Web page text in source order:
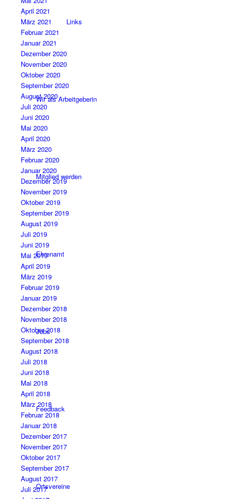
Links
Wir als Arbeitgeberin
Mitglied werden
Ehrenamt
Jobs
Feedback
Ortsvereine
April 2021
März 2021
Februar 2021
Januar 2021
Dezember 2020
November 2020
Oktober 2020
September 2020
August 2020
Juli 2020
Juni 2020
Mai 2020
April 2020
März 2020
Februar 2020
Januar 2020
Dezember 2019
November 2019
Oktober 2019
September 2019
August 2019
Juli 2019
Juni 2019
Mai 2019
April 2019
März 2019
Februar 2019
Januar 2019
Dezember 2018
November 2018
Oktober 2018
September 2018
August 2018
Juli 2018
Juni 2018
Mai 2018
April 2018
März 2018
Februar 2018
Januar 2018
Dezember 2017
November 2017
Oktober 2017
September 2017
August 2017
Juli 2017